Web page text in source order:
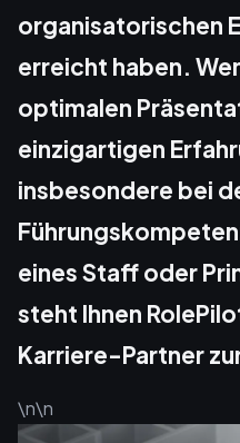
organisatorischen
erreicht haben.
optimalen
einzigartigen
insbesondere bei
eines Staff oder
steht Ihnen
Karriere-Partner
\n\n